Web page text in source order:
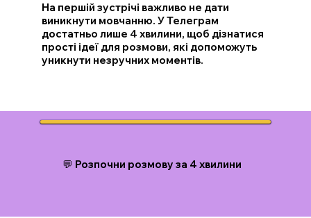
На першій зустрічі важливо не дати
виникнути мовчанню. У Телеграм
достатньо лише 4 хвилини, щоб дізнатися
прості ідеї для розмови, які допоможуть
уникнути незручних моментів.
💬 Розпочни розмову за 4 хвилини